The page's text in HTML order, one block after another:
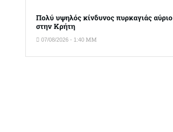
Πολύ υψηλός κίνδυνος πυρκαγιάς αύριο
στην Κρήτη
07/08/2026 - 1:40 ΜΜ